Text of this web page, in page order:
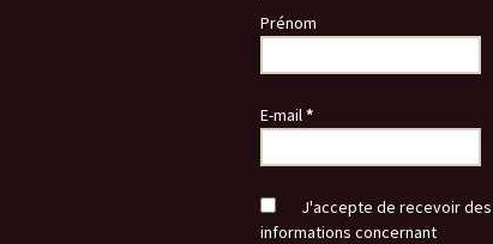
Prénom
E-mail*
J'accepte de recevoir des
informations concernant